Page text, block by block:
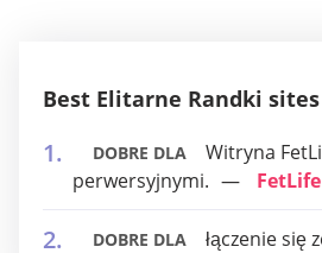
Best Elitarne Randki sites
DOBRE DLA
Witryna
perwersyjnymi.
FetLife
DOBRE DLA łączenie się